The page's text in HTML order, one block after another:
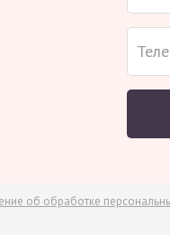
об обработке